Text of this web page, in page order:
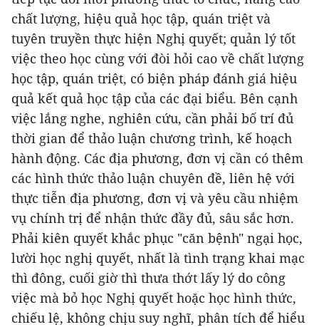
chất lượng, hiệu quả học tập, quán triệt và
tuyên truyền thực hiện Nghị quyết; quản lý tốt
việc theo học cùng với đòi hỏi cao về chất lượng
học tập, quán triệt, có biện pháp đánh giá hiệu
quả kết quả học tập của các đại biểu. Bên cạnh
việc lắng nghe, nghiên cứu, cần phải bố trí đủ
thời gian để thảo luận chương trình, kế hoạch
hành động. Các địa phương, đơn vị cần có thêm
các hình thức thảo luận chuyên đề, liên hệ với
thực tiễn địa phương, đơn vị và yêu cầu nhiệm
vụ chính trị để nhận thức đầy đủ, sâu sắc hơn.
Phải kiên quyết khắc phục "căn bệnh" ngại học,
lười học nghị quyết, nhất là tình trạng khai mạc
thì đông, cuối giờ thì thưa thớt lấy lý do công
việc mà bỏ học Nghị quyết hoặc học hình thức,
chiếu lệ, không chịu suy nghĩ, phân tích để hiểu